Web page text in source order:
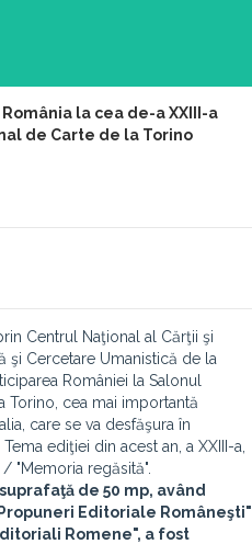
România la cea de-a XXIII-a
de Carte de la Torino
Centrul Naţional al Cărţii şi
şi Cercetare Umanistică de la
României la Salonul
Torino, cea mai importantă
care se va desfăşura în
. Tema ediţiei din acest an, a XXIII-a,
"Memoria regăsită".
de 50 mp, având
Propuneri Editoriale Româneşti"
Romene", a fost